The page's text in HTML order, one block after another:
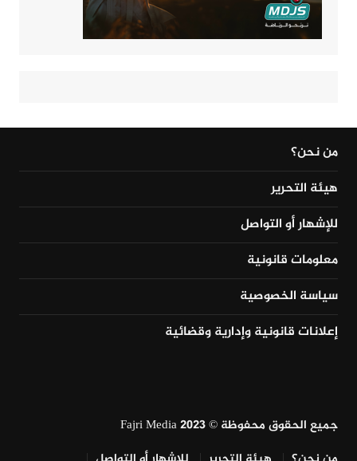
من نحن؟
هيئة التحرير
للإشهار أو التواصل
معلومات قانونية
سياسة الخصوصية
إعلانات قانونية وإدارية وقضائية
جميع الحقوق محفوظة © Fajri Media 2023